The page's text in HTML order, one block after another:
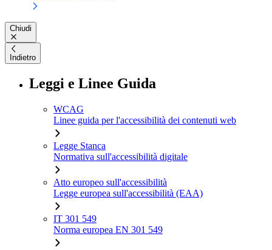
Chiudi
Indietro
Leggi e Linee Guida
WCAG
Linee guida per l'accessibilità dei contenuti web
Legge Stanca
Normativa sull'accessibilità digitale
Atto europeo sull'accessibilità
Legge europea sull'accessibilità (EAA)
IT 301 549
Norma europea EN 301 549